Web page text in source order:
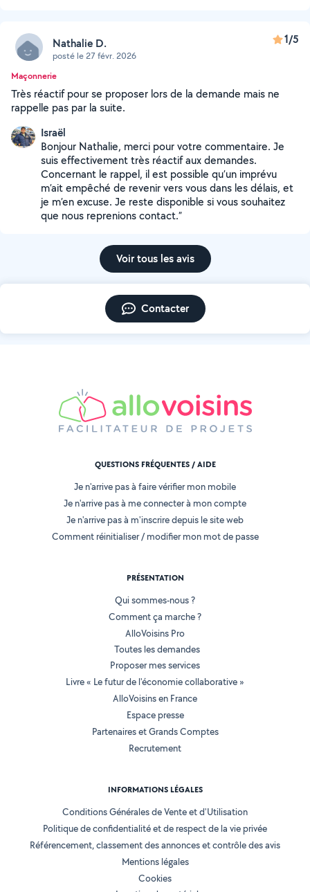
Nathalie D.
posté le 27 févr. 2026
1/5
Maçonnerie
Très réactif pour se proposer lors de la demande mais ne
rappelle pas par la suite.
Israël
Bonjour Nathalie, merci pour votre commentaire. Je
suis effectivement très réactif aux demandes.
Concernant le rappel, il est possible qu’un imprévu
m’ait empêché de revenir vers vous dans les délais, et
je m’en excuse. Je reste disponible si vous souhaitez
que nous reprenions contact.”
Voir tous les avis
Contacter
QUESTIONS FRÉQUENTES / AIDE
Je n'arrive pas à faire vérifier mon mobile
Je n'arrive pas à me connecter à mon compte
Je n'arrive pas à m'inscrire depuis le site web
Comment réinitialiser / modifier mon mot de passe
PRÉSENTATION
Qui sommes-nous ?
Comment ça marche ?
AlloVoisins Pro
Toutes les demandes
Proposer mes services
Livre « Le futur de l'économie collaborative »
AlloVoisins en France
Espace presse
Partenaires et Grands Comptes
Recrutement
INFORMATIONS LÉGALES
Conditions Générales de Vente et d'Utilisation
Politique de confidentialité et de respect de la vie privée
Référencement, classement des annonces et contrôle des avis
Mentions légales
Cookies